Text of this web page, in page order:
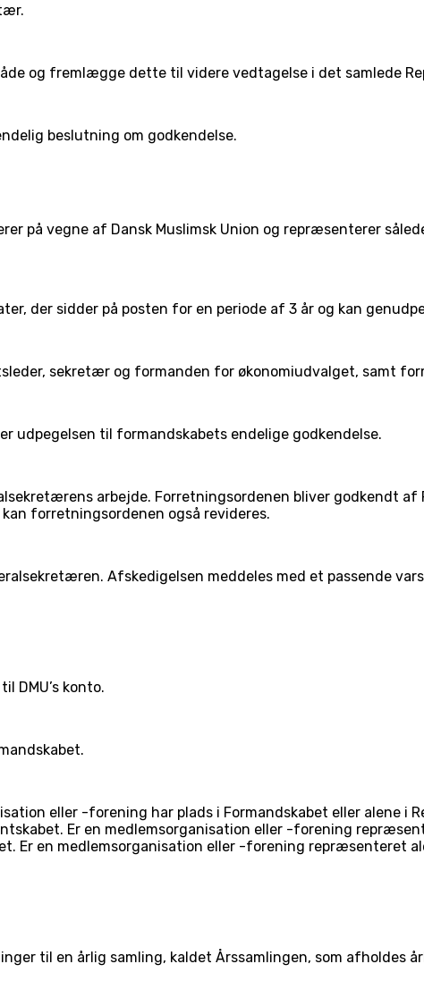
og fremlægge dette til videre vedtagelse i det samlede
beslutning om godkendelse.
på vegne af Dansk Muslimsk Union og repræsenterer
der sidder på posten for en periode af 3 år og kan
sekretær og formanden for økonomiudvalget, samt
udpegelsen til formandskabets endelige godkendelse.
arbejde. Forretningsordenen bliver godkendt
forretningsordenen også revideres.
Afskedigelsen meddeles med et passende
DMU’s konto.
eller -forening har plads i Formandskabet eller alene i
Er en medlemsorganisation eller -forening
Er en medlemsorganisation eller -forening repræsenteret
til en årlig samling, kaldet Årssamlingen, som afholdes